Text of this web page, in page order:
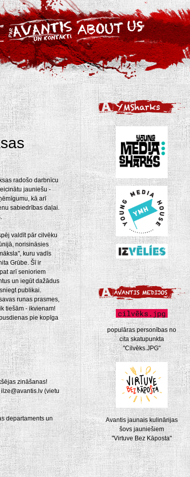
populāras personības no
cita skatupunkta
"Cilvēks.JPG"
Avantis jaunais kulinārijas
šovs jauniešiem
"Virtuve Bez Kāposta"
radošo darbnīcu
jauniešu -
kā arī
sabiedrības daļai.
valdīt pār cilvēku
norisināsies
kuru vadīs
Grūbe. Šī ir
arī senioriem
un iegūt dažādus
publikai.
runas prasmes,
tiešām - ikvienam!
pie kopīga
zināšanas!
(vietu
departaments un